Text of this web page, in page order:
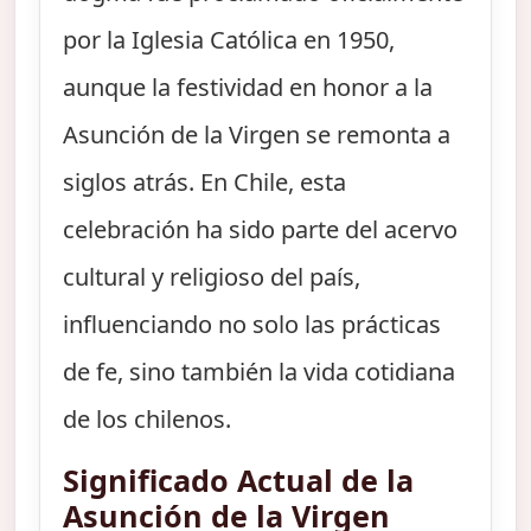
por la Iglesia Católica en 1950,
aunque la festividad en honor a la
Asunción de la Virgen se remonta a
siglos atrás. En Chile, esta
celebración ha sido parte del acervo
cultural y religioso del país,
influenciando no solo las prácticas
de fe, sino también la vida cotidiana
de los chilenos.
Significado Actual de la
Asunción de la Virgen